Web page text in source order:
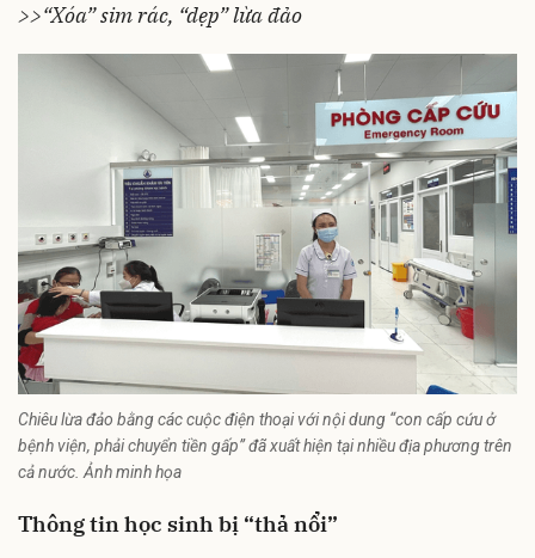
>>“Xóa” sim rác, “dẹp” lừa đảo
Chiêu lừa đảo bằng các cuộc điện thoại với nội dung “con cấp cứu ở
bệnh viện, phải chuyển tiền gấp” đã xuất hiện tại nhiều địa phương trên
cả nước. Ảnh minh họa
Thông tin học sinh bị “thả nổi”